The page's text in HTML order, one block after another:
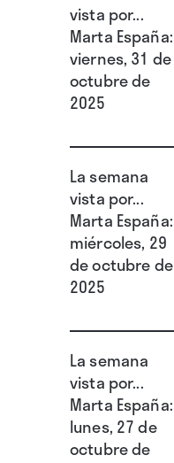
vista por...
Marta España:
viernes, 31 de
octubre de
2025
La semana
vista por...
Marta España:
miércoles, 29
de octubre de
2025
La semana
vista por...
Marta España:
lunes, 27 de
octubre de